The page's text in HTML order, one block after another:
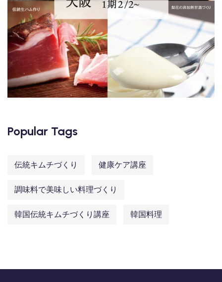
Popular Tags
伝統キムチづくり 健康ケア講座
調味料で美味しい料理づくり
韓国伝統キムチづくり講座 韓国料理